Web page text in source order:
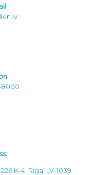
K-4, Riga, LV-1039